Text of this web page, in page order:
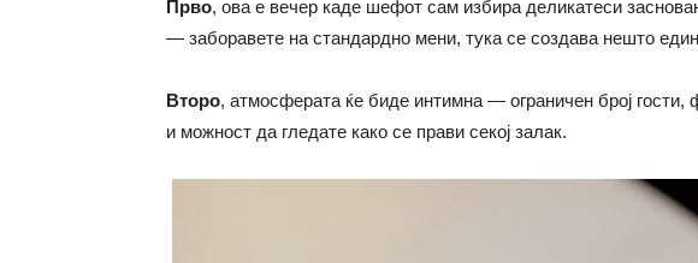
Прво, ова е вечер каде шефот сам избира деликатеси
— заборавете на стандардно мени, тука се создава нешто
Второ, атмосферата ќе биде интимна — ограничен број
и можност да гледате како се прави секој залак.